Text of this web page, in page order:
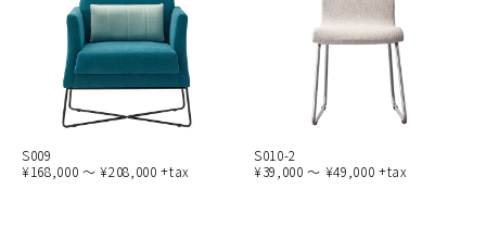
S009
¥168,000 ～ ¥208,000 +tax
S010-2
¥39,000 ～ ¥49,000 +tax